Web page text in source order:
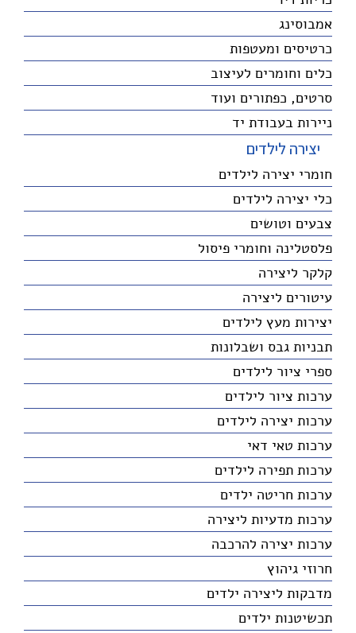
אמבוסינג
כרטיסים ומעטפות
כלים וחומרים לעיצוב
סרטים, כפתורים ועוד
ניירות בעבודת יד
יצירה לילדים
חומרי יצירה לילדים
כלי יצירה לילדים
צבעים וטושים
פלסטלינה וחומרי פיסול
קלקר ליצירה
עיטורים ליצירה
יצירות מעץ לילדים
תבניות גבס ושבלונות
ספרי ציור לילדים
ערכות ציור לילדים
ערכות יצירה לילדים
ערכות טאי דאי
ערכות תפירה לילדים
ערכות חריטה ילדים
ערכות מדעיות ליצירה
ערכות יצירה להרכבה
חרוזי גיהוץ
מדבקות ליצירה ילדים
תכשיטנות ילדים